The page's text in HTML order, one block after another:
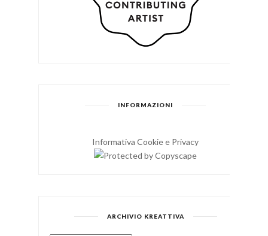
INFORMAZIONI
Informativa Cookie e Privacy
ARCHIVIO KREATTIVA